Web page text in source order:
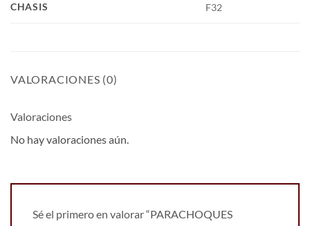
CHASIS F32
VALORACIONES (0)
Valoraciones
No hay valoraciones aún.
Sé el primero en valorar “PARACHOQUES